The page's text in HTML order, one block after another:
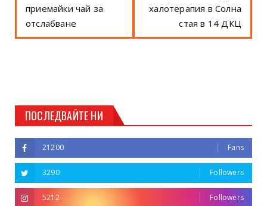
приемайки чай за
отслабване
халотерапия в Солна
стая в 14 ДКЦ
ПОСЛЕДВАЙТЕ НИ
21200 Fans
3290 Followers
5212 Followers